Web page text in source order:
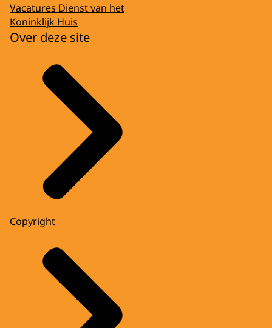
Vacatures Dienst van het
Koninklijk Huis
Over deze site
Copyright